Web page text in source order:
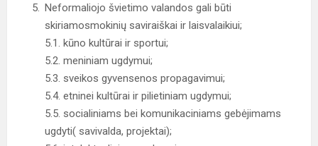
Neformaliojo švietimo valandos gali būti
skiriamosmokinių saviraiškai ir laisvalaikiui;
5.1. kūno kultūrai ir sportui;
5.2. meniniam ugdymui;
5.3. sveikos gyvensenos propagavimui;
5.4. etninei kultūrai ir pilietiniam ugdymui;
5.5. socialiniams bei komunikaciniams gebėjimams
ugdyti( savivalda, projektai);